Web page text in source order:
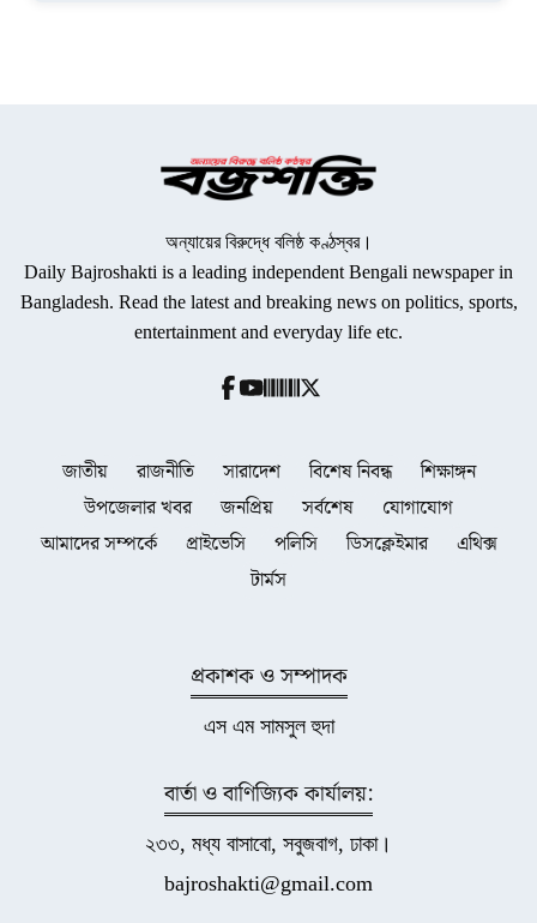
অন্যায়ের বিরুদ্ধে বলিষ্ঠ কণ্ঠস্বর।
Daily Bajroshakti is a leading independent Bengali newspaper in
Bangladesh. Read the latest and breaking news on politics, sports,
entertainment and everyday life etc.
জাতীয় রাজনীতি সারাদেশ বিশেষ নিবন্ধ
শিক্ষাঙ্গন
উপজেলার খবর
জনপ্রিয় সর্বশেষ
যোগাযোগ
আমাদের সম্পর্কে
প্রাইভেসি পলিসি ডিসক্লেইমার
এথিক্স
টার্মস
প্রকাশক ও সম্পাদক
এস এম সামসুল হুদা
বার্তা ও বাণিজ্যিক কার্যালয়:
২৩৩, মধ্য বাসাবো, সবুজবাগ, ঢাকা।
bajroshakti@gmail.com